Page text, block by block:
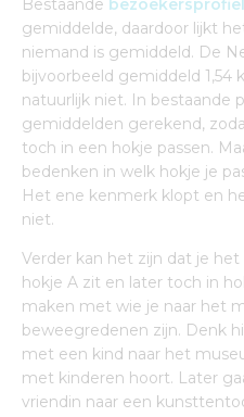
Bestaande
gemiddelde, daardoor lijkt
niemand is gemiddeld. De
bijvoorbeeld gemiddeld 1,54
natuurlijk niet. In bestaande
gemiddelden gerekend,
toch in een hokje passen.
bedenken in welk hokje je
Het ene kenmerk klopt en
niet.
Verder kan het zijn dat je
hokje A zit en later toch in
maken met wie je naar het
beweegredenen zijn. Denk
met een kind naar het
met kinderen hoort. Later
vriendin naar een